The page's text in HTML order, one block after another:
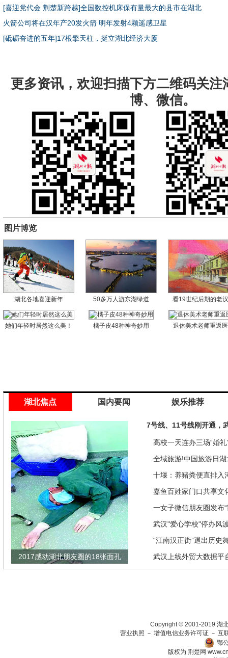
[喜迎党代会 荆楚新跨越]全国数控机床保有量最大的县市在湖北
火箭公司将在汉年产20发火箭 明年发射4颗遥感卫星
[砥砺奋进的五年]17根擎天柱，挺立湖北经济大厦
更多资讯，欢迎扫描下方二维码关注
博、微信。
图片博览
湖北各地喜迎新年 50多万人游东湖绿道 看19世纪后期的老
她们年轻时居然这么美！ 橘子皮48种神奇妙用 退休美术老师重返
湖北焦点 国内要闻 娱乐推荐
2017感动湖北朋友圈的18张面孔
7号线、11号线刚开通，
高校一天连办三场“婚
来是因为…
全域旅游!中国旅游日
推优惠政策
十堰：养猪粪便直排入
偿40余万元
嘉鱼百姓家门口共享文
馆讲座家里看
一女子微信朋友圈发布
发现竟是闹剧
武汉"爱心学校"停办风
“江南汉正街”退出历史
武汉上线外贸大数据平
Copyright © 2001-2019 湖
营业执照 － 增值电信业务许可证 － 互
鄂
版权为 荆楚网